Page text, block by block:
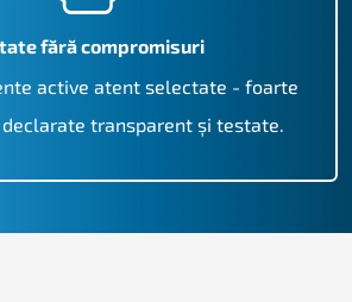
fără compromisuri
active atent selectate - foarte
transparent și testate.